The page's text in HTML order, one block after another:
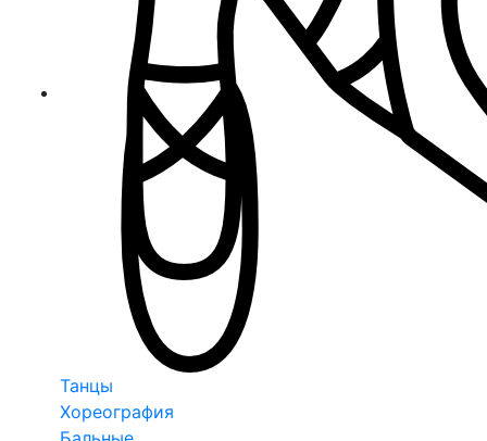
Танцы
Хореография